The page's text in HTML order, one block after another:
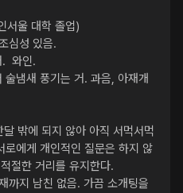
서울 대학 졸업)
심성 있음.
와인.
냄새 풍기는 거. 과음, 아재개
밖에 되지 않아 아직 서먹서먹
에게 개인적인 질문은 하지 않
절한 거리를 유지한다.
까지 남친 없음. 가끔 소개팅을